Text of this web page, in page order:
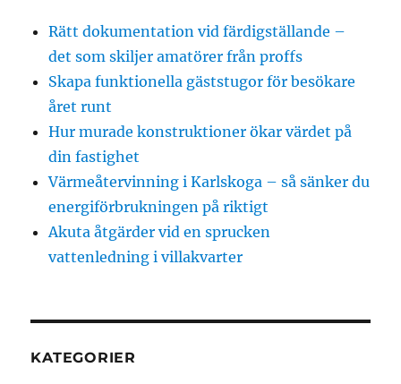
Rätt dokumentation vid färdigställande –
det som skiljer amatörer från proffs
Skapa funktionella gäststugor för besökare
året runt
Hur murade konstruktioner ökar värdet på
din fastighet
Värmeåtervinning i Karlskoga – så sänker du
energiförbrukningen på riktigt
Akuta åtgärder vid en sprucken
vattenledning i villakvarter
KATEGORIER